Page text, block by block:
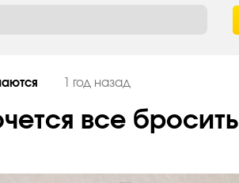
1 год назад
все бросить